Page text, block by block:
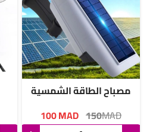
مصباح الطاقة الشمسية
100MAD 150MAD